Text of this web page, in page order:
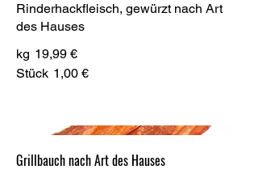
Rinderhackfleisch, gewürzt nach Art
des Hauses
kg 19,99 €
Stück 1,00 €
Grillbauch nach Art des Hauses